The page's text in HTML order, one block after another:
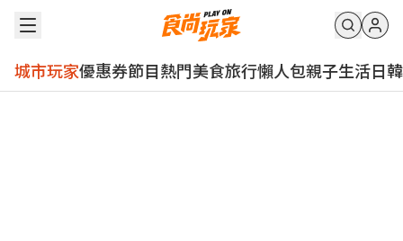
城市玩家優惠券節目熱門美食旅行懶人包親子生活日韓